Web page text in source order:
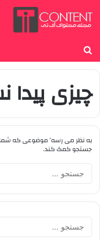
چیزی پیدا
به نظر می رسه’ موضوعی که شما
جستجو کمک کند.